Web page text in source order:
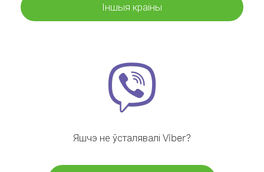
Іншыя краіны
Яшчэ не ўсталявалі Viber?